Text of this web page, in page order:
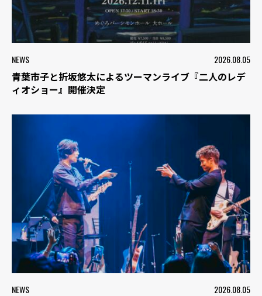
NEWS 2026.08.05
青葉市子と折坂悠太によるツーマンライブ『二人のレデ
ィオショー』開催決定
NEWS 2026.08.05